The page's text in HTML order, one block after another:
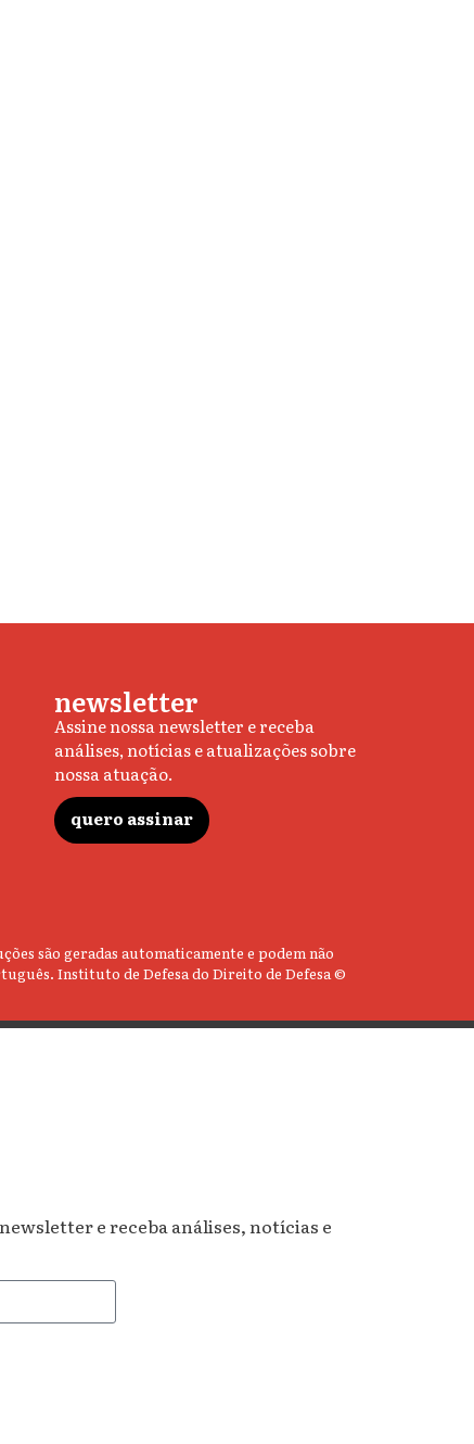
newsletter
Assine nossa newsletter e receba
análises, notícias e atualizações sobre
nossa atuação.
quero assinar
são geradas automaticamente e podem não
Instituto de Defesa do Direito de Defesa ©
e receba análises, notícias e